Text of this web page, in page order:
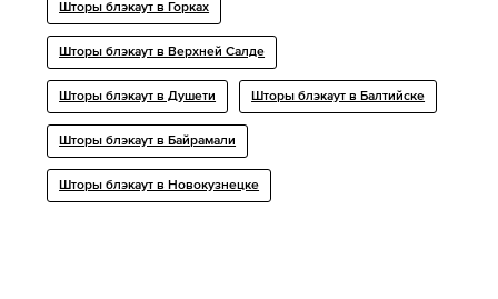
Шторы блэкаут в Горках
Шторы блэкаут в Верхней Салде
Шторы блэкаут в Душети Шторы блэкаут в Балтийске
Шторы блэкаут в Байрамали
Шторы блэкаут в Новокузнецке